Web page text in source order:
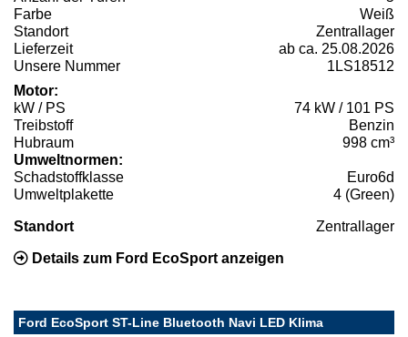
Farbe
Weiß
Standort
Zentrallager
Lieferzeit
ab ca. 25.08.2026
Unsere Nummer
1LS18512
Motor:
kW / PS
74 kW / 101 PS
Treibstoff
Benzin
Hubraum
998 cm³
Umweltnormen:
Schadstoffklasse
Euro6d
Umweltplakette
4 (Green)
Standort Zentrallager
Details zum Ford EcoSport anzeigen
Ford EcoSport ST-Line Bluetooth Navi LED Klima